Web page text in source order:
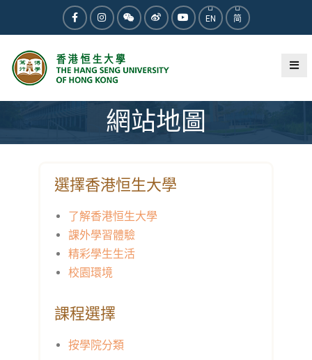
EN 简
網站地圖
選擇香港恒生大學
了解香港恒生大學
課外學習體驗
精彩學生生活
校園環境
課程選擇
按學院分類